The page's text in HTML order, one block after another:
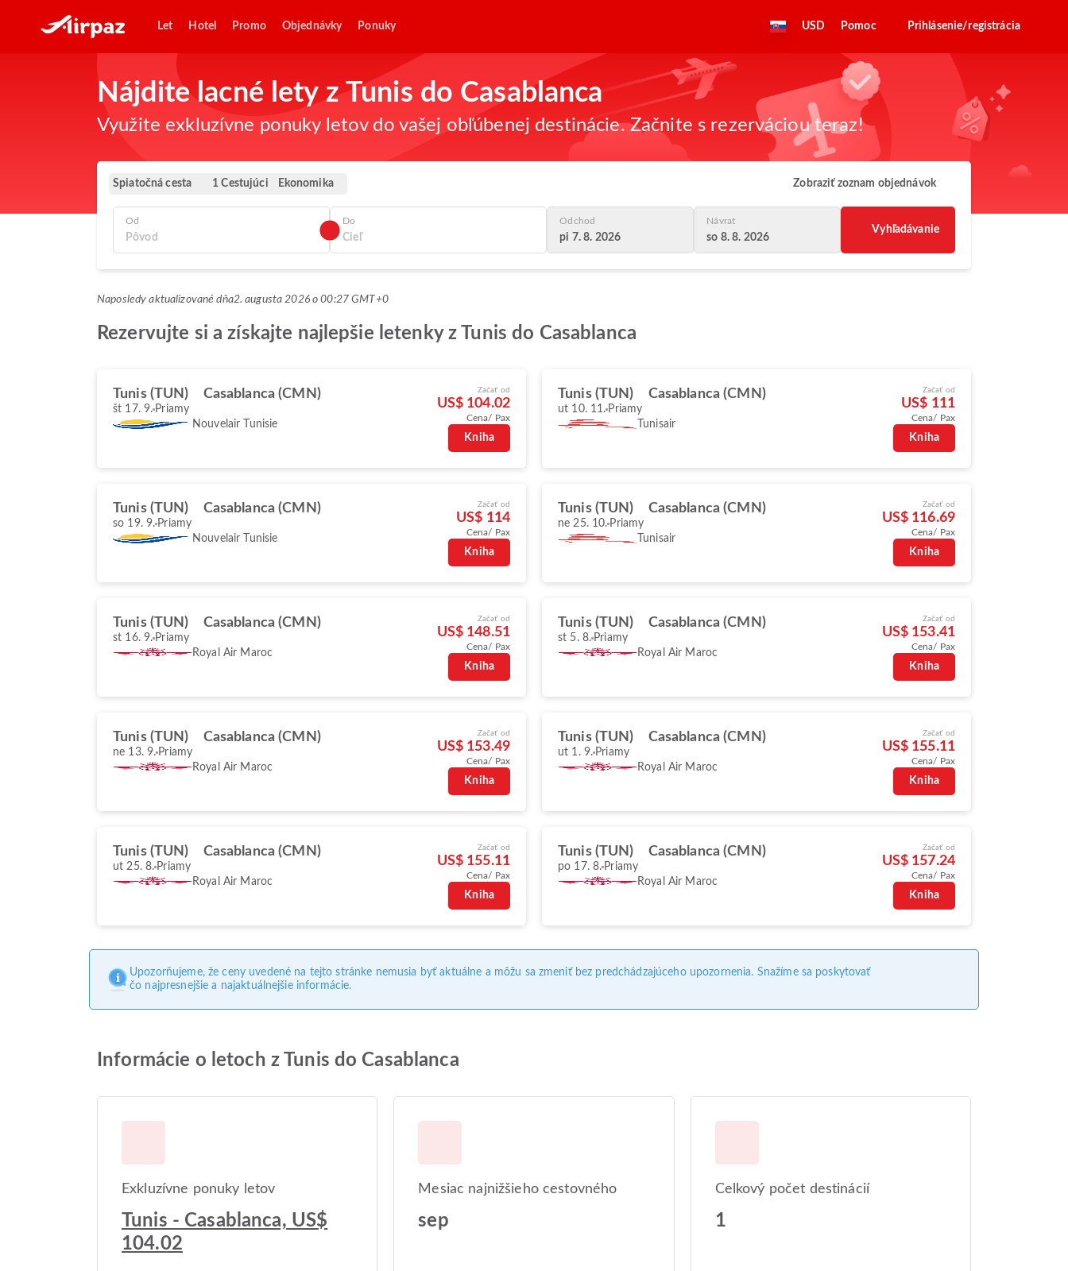
Let Hotel Promo Objednávky Ponuky USD Pomoc Prihlásenie/registrácia
Nájdite lacné lety z Tunis do Casablanca
Využite exkluzívne ponuky letov do vašej obľúbenej destinácie. Začnite s rezerváciou teraz!
Spiatočná cesta 1 Cestujúci Ekonomika Zobraziť zoznam objednávok
Od Do Odchod
pi 7. 8. 2026
Návrat
so 8. 8. 2026
Vyhľadávanie
Naposledy aktualizované dňa2. augusta 2026 o 00:27 GMT+0
Rezervujte si a získajte najlepšie letenky z Tunis do Casablanca
Tunis (TUN) Casablanca (CMN)
št 17. 9. Priamy
Nouvelair Tunisie
Začať od
US$ 104.02
Cena/ Pax
Kniha
Tunis (TUN) Casablanca (CMN)
ut 10. 11. Priamy
Tunisair
Začať od
US$ 111
Cena/ Pax
Kniha
Tunis (TUN) Casablanca (CMN)
so 19. 9. Priamy
Nouvelair Tunisie
Začať od
US$ 114
Cena/ Pax
Kniha
Tunis (TUN) Casablanca (CMN)
ne 25. 10. Priamy
Tunisair
Začať od
US$ 116.69
Cena/ Pax
Kniha
Tunis (TUN) Casablanca (CMN)
st 16. 9. Priamy
Royal Air Maroc
Začať od
US$ 148.51
Cena/ Pax
Kniha
Tunis (TUN) Casablanca (CMN)
st 5. 8. Priamy
Royal Air Maroc
Začať od
US$ 153.41
Cena/ Pax
Kniha
Tunis (TUN) Casablanca (CMN)
ne 13. 9. Priamy
Royal Air Maroc
Začať od
US$ 153.49
Cena/ Pax
Kniha
Tunis (TUN) Casablanca (CMN)
ut 1. 9. Priamy
Royal Air Maroc
Začať od
US$ 155.11
Cena/ Pax
Kniha
Tunis (TUN) Casablanca (CMN)
ut 25. 8. Priamy
Royal Air Maroc
Začať od
US$ 155.11
Cena/ Pax
Kniha
Tunis (TUN) Casablanca (CMN)
po 17. 8. Priamy
Royal Air Maroc
Začať od
US$ 157.24
Cena/ Pax
Kniha
Upozorňujeme, že ceny uvedené na tejto stránke nemusia byť aktuálne a môžu sa zmeniť bez predchádzajúceho upozornenia. Snažíme sa poskytovať
čo najpresnejšie a najaktuálnejšie informácie.
Informácie o letoch z Tunis do Casablanca
Exkluzívne ponuky letov
Tunis - Casablanca, US$
104.02
Mesiac najnižšieho cestovného
sep
Celkový počet destinácií
1